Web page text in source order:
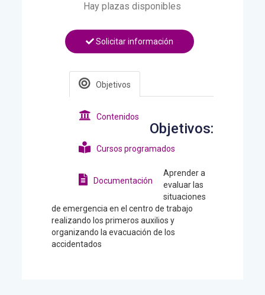
Hay plazas disponibles
Solicitar información
Objetivos
Contenidos
Cursos programados
Documentación
Objetivos:
Aprender a
evaluar las
situaciones
de emergencia en el centro de trabajo
realizando los primeros auxilios y
organizando la evacuación de los
accidentados